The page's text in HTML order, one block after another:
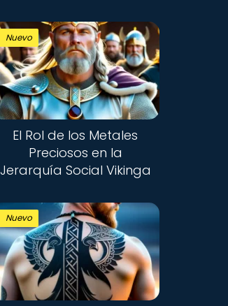
Nuevo
El Rol de los Metales
Preciosos en la
Jerarquía Social Vikinga
Nuevo